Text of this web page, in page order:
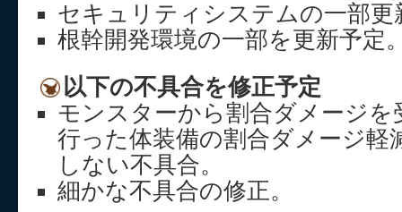
セキュリティシステムの一部更
根幹開発環境の一部を更新予定
以下の不具合を修正予定
モンスターから割合ダメージを
行った体装備の割合ダメージ軽
しない不具合。
細かな不具合の修正。